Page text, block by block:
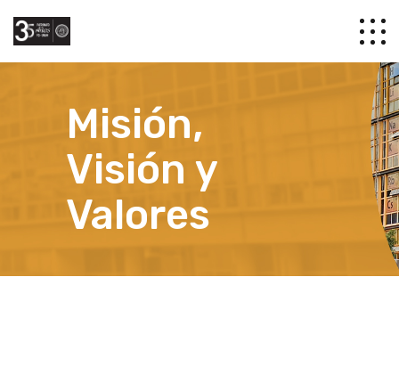
Misión,
Visión y
Valores